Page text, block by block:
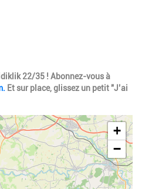
22/35 ! Abonnez-vous à
Et sur place, glissez un petit "J’ai
+
−